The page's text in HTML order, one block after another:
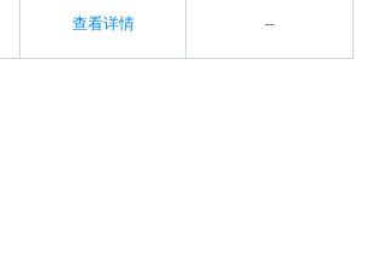
查看详情 --